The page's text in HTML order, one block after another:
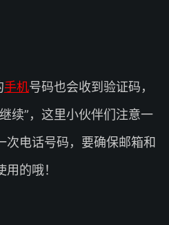
手机号码也会收到验证码，
续”，这里小伙伴们注意一
次电话号码，要确保邮箱和
的哦！